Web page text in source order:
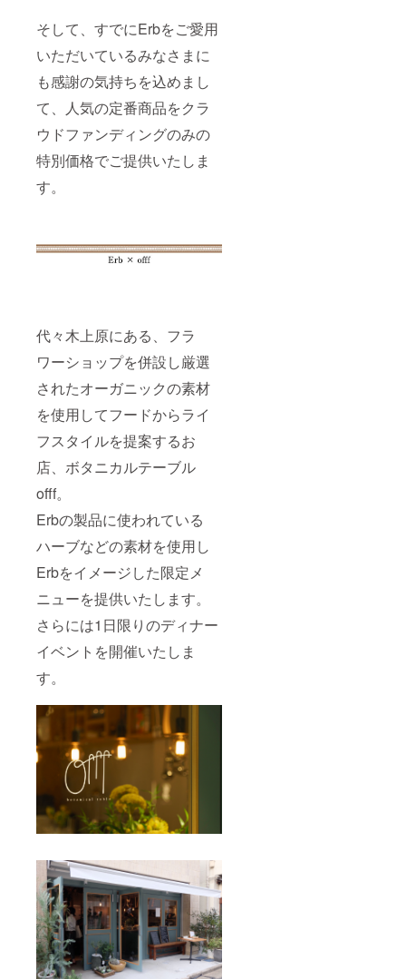
そして、すでにErbをご愛用
いただいているみなさまに
も感謝の気持ちを込めまし
て、人気の定番商品をクラ
ウドファンディングのみの
特別価格でご提供いたしま
す。
代々木上原にある、フラ
ワーショップを併設し厳選
されたオーガニックの素材
を使用してフードからライ
フスタイルを提案するお
店、ボタニカルテーブル
offf。
Erbの製品に使われている
ハーブなどの素材を使用し
Erbをイメージした限定メ
ニューを提供いたします。
さらには1日限りのディナー
イベントを開催いたしま
す。